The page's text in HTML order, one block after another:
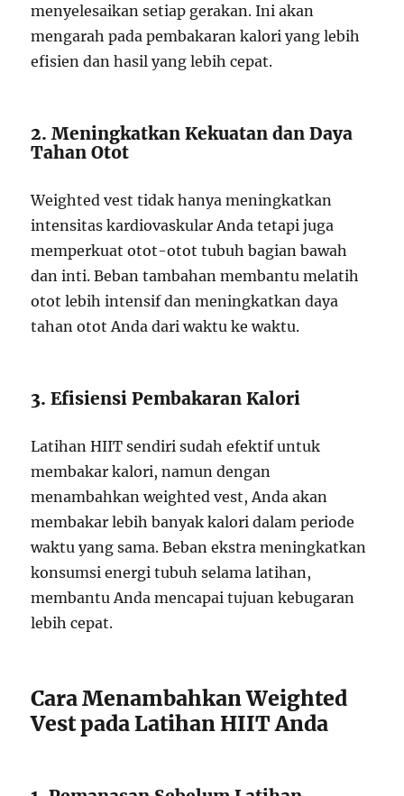
menyelesaikan setiap gerakan. Ini akan
mengarah pada pembakaran kalori yang lebih
efisien dan hasil yang lebih cepat.
2. Meningkatkan Kekuatan dan Daya
Tahan Otot
Weighted vest tidak hanya meningkatkan
intensitas kardiovaskular Anda tetapi juga
memperkuat otot-otot tubuh bagian bawah
dan inti. Beban tambahan membantu melatih
otot lebih intensif dan meningkatkan daya
tahan otot Anda dari waktu ke waktu.
3. Efisiensi Pembakaran Kalori
Latihan HIIT sendiri sudah efektif untuk
membakar kalori, namun dengan
menambahkan weighted vest, Anda akan
membakar lebih banyak kalori dalam periode
waktu yang sama. Beban ekstra meningkatkan
konsumsi energi tubuh selama latihan,
membantu Anda mencapai tujuan kebugaran
lebih cepat.
Cara Menambahkan Weighted
Vest pada Latihan HIIT Anda